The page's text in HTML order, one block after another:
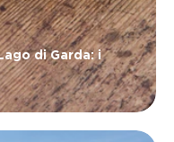
di Garda: i